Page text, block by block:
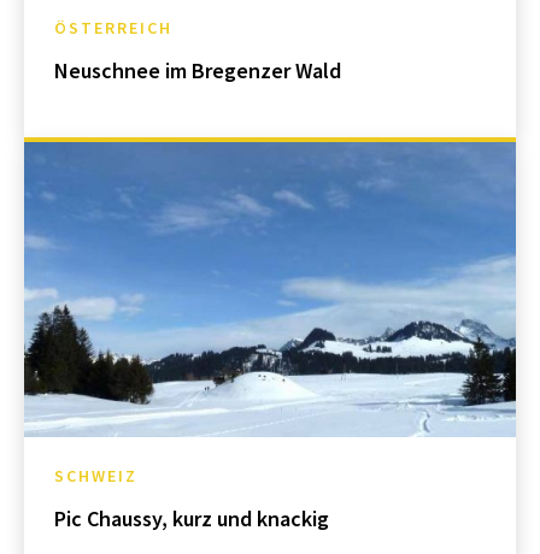
ÖSTERREICH
Neuschnee im Bregenzer Wald
SCHWEIZ
Pic Chaussy, kurz und knackig